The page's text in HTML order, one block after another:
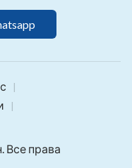
|
|
. Все права